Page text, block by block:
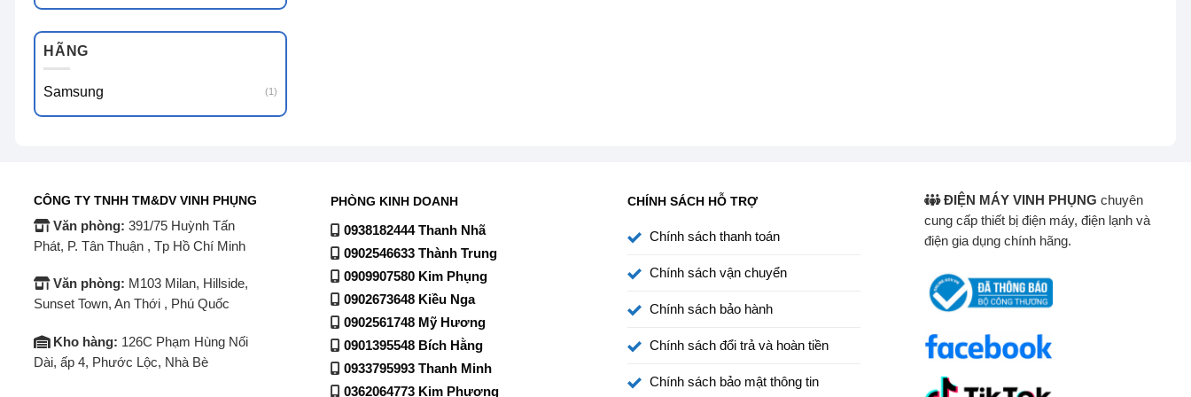
HÃNG
Samsung (1)
CÔNG TY TNHH TM&DV VINH PHỤNG
Văn phòng: 391/75 Huỳnh Tấn
Phát, P. Tân Thuận , Tp Hồ Chí Minh
Văn phòng: M103 Milan, Hillside,
Sunset Town, An Thới , Phú Quốc
Kho hàng: 126C Phạm Hùng Nối
Dài, ấp 4, Phước Lộc, Nhà Bè
PHÒNG KINH DOANH
0938182444 Thanh Nhã
0902546633 Thành Trung
0909907580 Kim Phụng
0902673648 Kiều Nga
0902561748 Mỹ Hương
0901395548 Bích Hằng
0933795993 Thanh Minh
0362064773 Kim Phượng
CHÍNH SÁCH HỖ TRỢ
Chính sách thanh toán
Chính sách vận chuyển
Chính sách bảo hành
Chính sách đổi trả và hoàn tiền
Chính sách bảo mật thông tin
ĐIỆN MÁY VINH PHỤNG chuyên
cung cấp thiết bị điện máy, điện lạnh và
điện gia dụng chính hãng.